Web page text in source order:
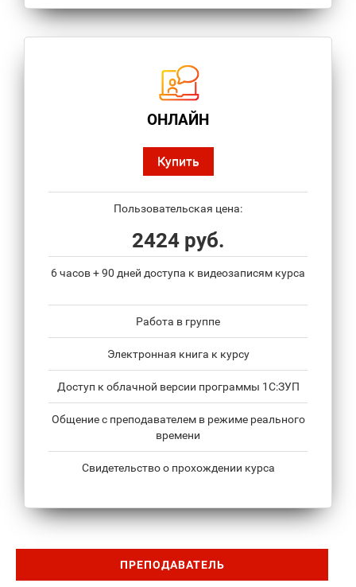
ОНЛАЙН
Купить
Пользовательская цена:
2424 руб.
6 часов + 90 дней доступа к видеозаписям курса
Работа в группе
Электронная книга к курсу
Доступ к облачной версии программы 1С:ЗУП
Общение с преподавателем в режиме реального
времени
Свидетельство о прохождении курса
ПРЕПОДАВАТЕЛЬ